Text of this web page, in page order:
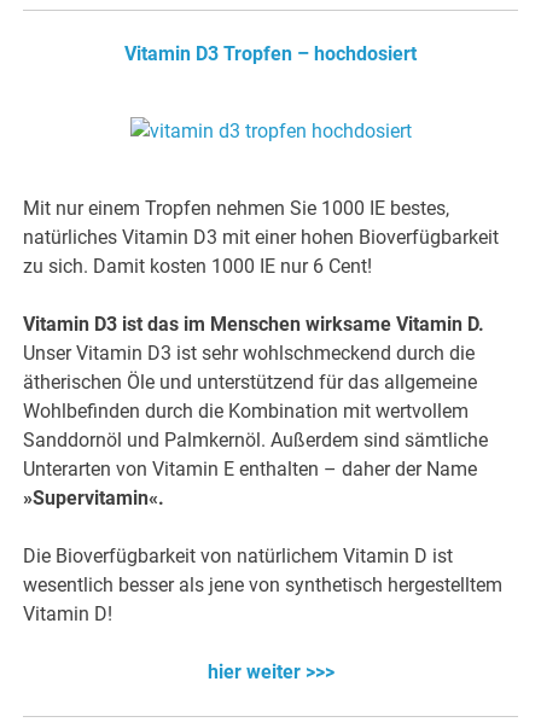
Vitamin D3 Tropfen – hochdosiert
Mit nur einem Tropfen nehmen Sie 1000 IE bestes,
natürliches Vitamin D3 mit einer hohen Bioverfügbarkeit
zu sich. Damit kosten 1000 IE nur 6 Cent!
Vitamin D3 ist das im Menschen wirksame Vitamin D.
Unser Vitamin D3 ist sehr wohlschmeckend durch die
ätherischen Öle und unterstützend für das allgemeine
Wohlbefinden durch die Kombination mit wertvollem
Sanddornöl und Palmkernöl. Außerdem sind sämtliche
Unterarten von Vitamin E enthalten – daher der Name
»Supervitamin«.
Die Bioverfügbarkeit von natürlichem Vitamin D ist
wesentlich besser als jene von synthetisch hergestelltem
Vitamin D!
hier weiter >>>